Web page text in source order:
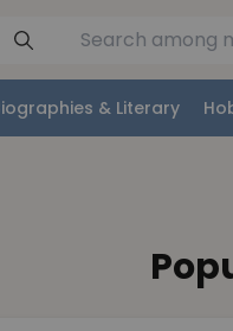
& Literary